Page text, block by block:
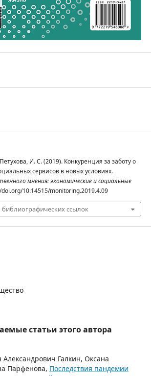
И. С. (2019). Конкуренция за заботу о
сервисов в новых условиях.
мнения: экономические и социальные
doi.org/10.14515/monitoring.2019.4.09
ссылок
статьи этого автора
Александрович Галкин, Оксана
Парфенова, Последствия пандемии